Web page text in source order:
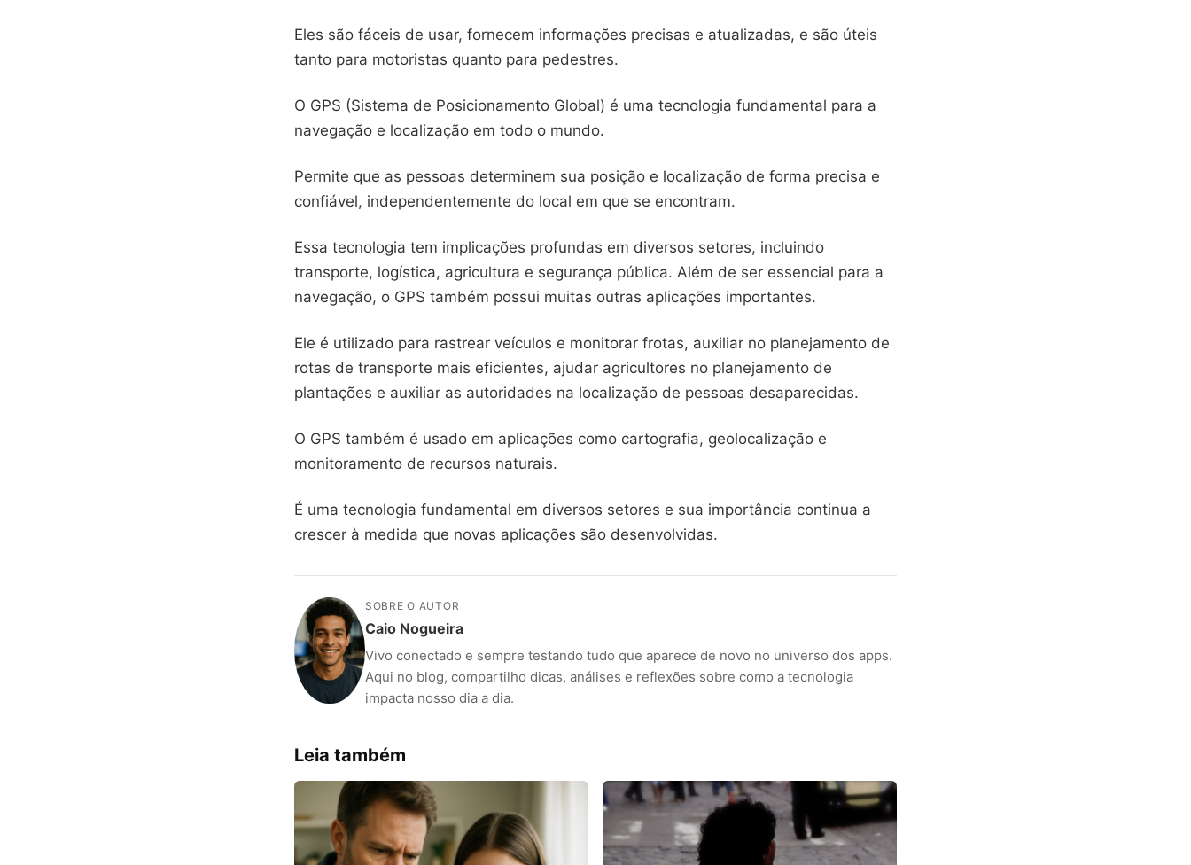
Eles são fáceis de usar, fornecem informações precisas e atualizadas, e são úteis
tanto para motoristas quanto para pedestres.
O GPS (Sistema de Posicionamento Global) é uma tecnologia fundamental para a
navegação e localização em todo o mundo.
Permite que as pessoas determinem sua posição e localização de forma precisa e
confiável, independentemente do local em que se encontram.
Essa tecnologia tem implicações profundas em diversos setores, incluindo
transporte, logística, agricultura e segurança pública. Além de ser essencial para a
navegação, o GPS também possui muitas outras aplicações importantes.
Ele é utilizado para rastrear veículos e monitorar frotas, auxiliar no planejamento de
rotas de transporte mais eficientes, ajudar agricultores no planejamento de
plantações e auxiliar as autoridades na localização de pessoas desaparecidas.
O GPS também é usado em aplicações como cartografia, geolocalização e
monitoramento de recursos naturais.
É uma tecnologia fundamental em diversos setores e sua importância continua a
crescer à medida que novas aplicações são desenvolvidas.
SOBRE O AUTOR
Caio Nogueira
Vivo conectado e sempre testando tudo que aparece de novo no universo dos apps.
Aqui no blog, compartilho dicas, análises e reflexões sobre como a tecnologia
impacta nosso dia a dia.
Leia também